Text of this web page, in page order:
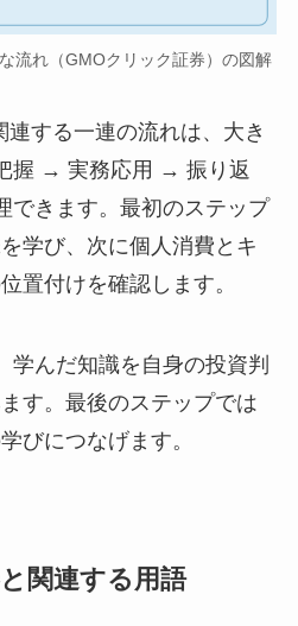
流れ（GMOクリック証券）の図解
する一連の流れは、大き
握 → 実務応用 → 振り返
できます。最初のステップ
学び、次に個人消費とキ
置付けを確認します。
学んだ知識を自身の投資判
す。最後のステップでは
びにつなげます。
関連する用語